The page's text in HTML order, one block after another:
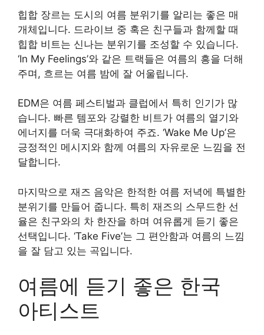
힙합 장르는 도시의 여름 분위기를 알리는 좋은 매
개체입니다. 드라이브 중 혹은 친구들과 함께할 때
힙합 비트는 신나는 분위기를 조성할 수 있습니다.
‘In My Feelings’와 같은 트랙들은 여름의 흥을 더해
주며, 흐르는 여름 밤에 잘 어울립니다.
EDM은 여름 페스티벌과 클럽에서 특히 인기가 많
습니다. 빠른 템포와 강렬한 비트가 여름의 열기와
에너지를 더욱 극대화하여 주죠. ‘Wake Me Up’은
긍정적인 메시지와 함께 여름의 자유로운 느낌을 전
달합니다.
마지막으로 재즈 음악은 한적한 여름 저녁에 특별한
분위기를 만들어 줍니다. 특히 재즈의 스무드한 선
율은 친구와의 차 한잔을 하며 여유롭게 듣기 좋은
선택입니다. ‘Take Five’는 그 편안함과 여름의 느낌
을 잘 담고 있는 곡입니다.
여름에 듣기 좋은 한국
아티스트